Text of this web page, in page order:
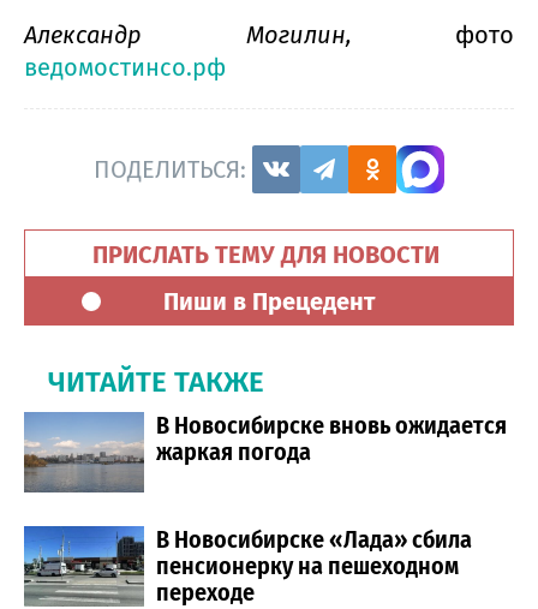
Александр Могилин, фото
ведомостинсо.рф
ПОДЕЛИТЬСЯ:
ПРИСЛАТЬ ТЕМУ ДЛЯ НОВОСТИ
Пиши в Прецедент
ЧИТАЙТЕ ТАКЖЕ
В Новосибирске вновь ожидается
жаркая погода
В Новосибирске «Лада» сбила
пенсионерку на пешеходном
переходе